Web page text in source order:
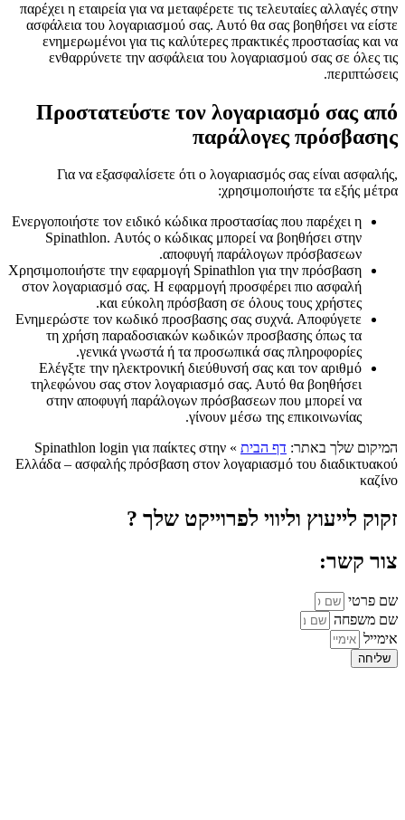
παρέχει η εταιρεία για να μεταφέρετε τις τελευταίες αλλαγές στην
ασφάλεια του λογαριασμού σας. Αυτό θα σας βοηθήσει να είστε
ενημερωμένοι για τις καλύτερες πρακτικές προστασίας και να
ενθαρρύνετε την ασφάλεια του λογαριασμού σας σε όλες τις
περιπτώσεις.
Προστατεύστε τον λογαριασμό σας από
παράλογες πρόσβασης
Για να εξασφαλίσετε ότι ο λογαριασμός σας είναι ασφαλής,
χρησιμοποιήστε τα εξής μέτρα:
Ενεργοποιήστε τον ειδικό κώδικα προστασίας που παρέχει η
Spinathlon. Αυτός ο κώδικας μπορεί να βοηθήσει στην
αποφυγή παράλογων πρόσβασεων.
Χρησιμοποιήστε την εφαρμογή Spinathlon για την πρόσβαση
στον λογαριασμό σας. Η εφαρμογή προσφέρει πιο ασφαλή
και εύκολη πρόσβαση σε όλους τους χρήστες.
Ενημερώστε τον κωδικό προσβασης σας συχνά. Αποφύγετε
τη χρήση παραδοσιακών κωδικών προσβασης όπως τα
γενικά γνωστά ή τα προσωπικά σας πληροφορίες.
Ελέγξτε την ηλεκτρονική διεύθυνσή σας και τον αριθμό
τηλεφώνου σας στον λογαριασμό σας. Αυτό θα βοηθήσει
στην αποφυγή παράλογων πρόσβασεων που μπορεί να
γίνουν μέσω της επικοινωνίας.
המיקום שלך באתר: דף הבית »
Spinathlon login για παίκτες στην
Ελλάδα – ασφαλής πρόσβαση στον λογαριασμό του διαδικτυακού
καζίνο
זקוק לייעוץ וליווי לפרוייקט שלך ?
צור קשר:
שם פרטי
שם משפחה
אימייל
שליחה